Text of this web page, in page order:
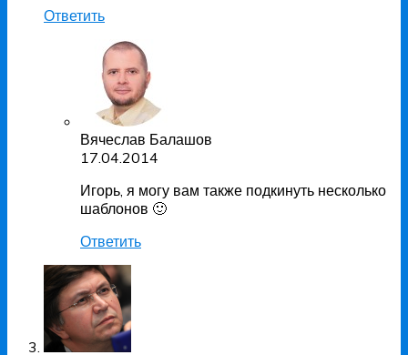
Ответить
Вячеслав Балашов
17.04.2014
Игорь, я могу вам также подкинуть несколько
шаблонов 🙂
Ответить